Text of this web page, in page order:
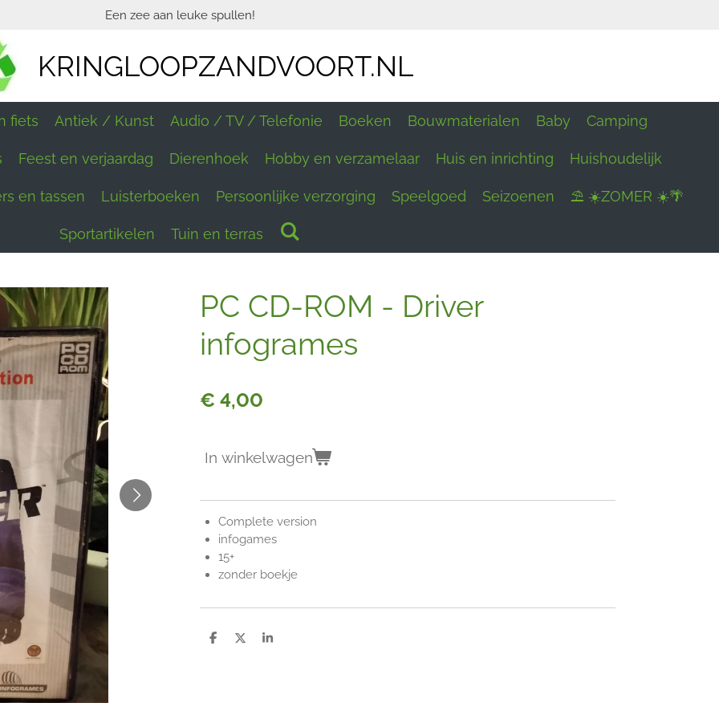
Een zee aan leuke spullen!
KRINGLOOPZANDVOORT.NL
fiets Antiek / Kunst Audio / TV / Telefonie Boeken Bouwmaterialen Baby Camping
Feest en verjaardag Dierenhoek Hobby en verzamelaar Huis en inrichting Huishoudelijk
en tassen Luisterboeken Persoonlijke verzorging Speelgoed Seizoenen ⛱ ☀️ZOMER ☀️🌴
Sportartikelen Tuin en terras
PC CD-ROM - Driver
infogrames
€ 4,00
In winkelwagen
Complete version
infogames
15+
zonder boekje
D
D
S